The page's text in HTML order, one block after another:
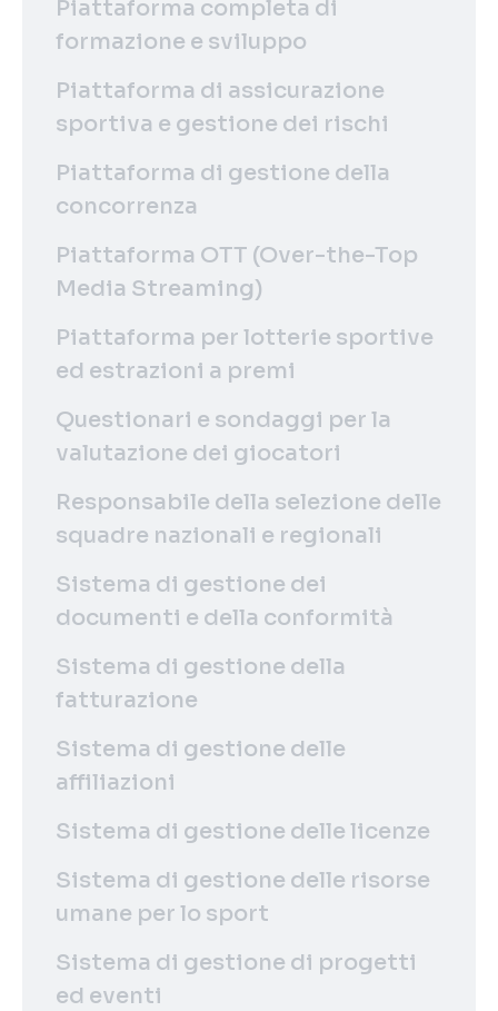
Piattaforma completa di
formazione e sviluppo
Piattaforma di assicurazione
sportiva e gestione dei rischi
Piattaforma di gestione della
concorrenza
Piattaforma OTT (Over-the-Top
Media Streaming)
Piattaforma per lotterie sportive
ed estrazioni a premi
Questionari e sondaggi per la
valutazione dei giocatori
Responsabile della selezione delle
squadre nazionali e regionali
Sistema di gestione dei
documenti e della conformità
Sistema di gestione della
fatturazione
Sistema di gestione delle
affiliazioni
Sistema di gestione delle licenze
Sistema di gestione delle risorse
umane per lo sport
Sistema di gestione di progetti
ed eventi